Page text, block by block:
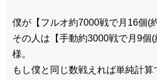
僕が【フルオ約7000戦で月16個(
その人は【手動約3000戦で月9個
様。
もし僕と同じ数戦えれば単純計算